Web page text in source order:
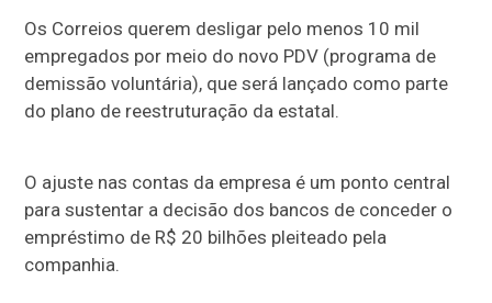
Os Correios querem desligar pelo menos 10 mil
empregados por meio do novo PDV (programa de
demissão voluntária), que será lançado como parte
do plano de reestruturação da estatal.
O ajuste nas contas da empresa é um ponto central
para sustentar a decisão dos bancos de conceder o
empréstimo de R$ 20 bilhões pleiteado pela
companhia.